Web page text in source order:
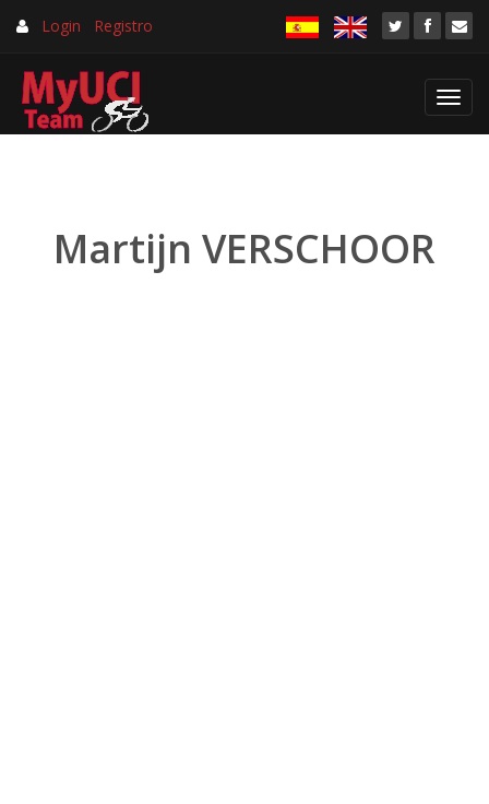
Login Registro
Martijn VERSCHOOR